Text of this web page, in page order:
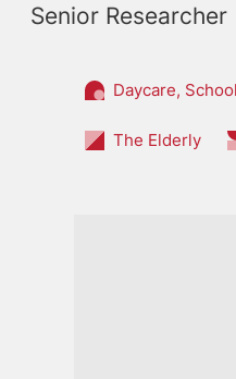
Senior Researcher
Daycare,
The Elderly